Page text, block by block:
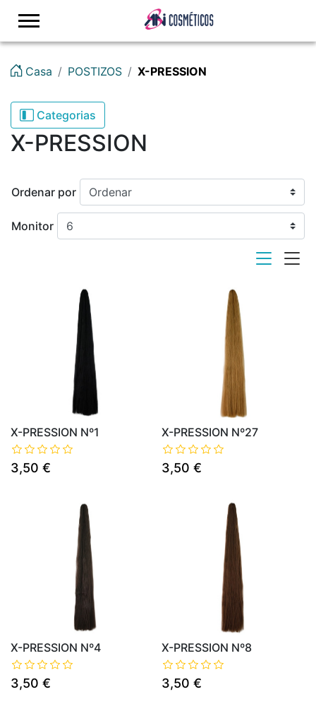
Casa POSTIZOS X-PRESSION
Categorias
X-PRESSION
Ordenar por
Monitor
viewmode list
X-PRESSION Nº1
3,50 €
X-PRESSION Nº27
3,50 €
X-PRESSION Nº4
3,50 €
X-PRESSION Nº8
3,50 €